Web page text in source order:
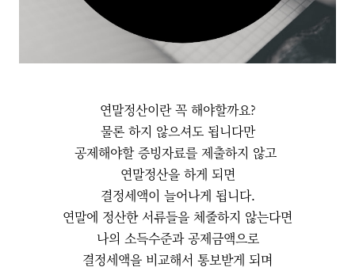
연말정산이란 꼭 해야할까요?
물론 하지 않으셔도 됩니다만
공제해야할 증빙자료를 제출하지 않고
연말정산을 하게 되면
결정세액이 늘어나게 됩니다.
연말에 정산한 서류들을 체줄하지 않는다면
나의 소득수준과 공제금액으로
결정세액을 비교해서 통보받게 되며